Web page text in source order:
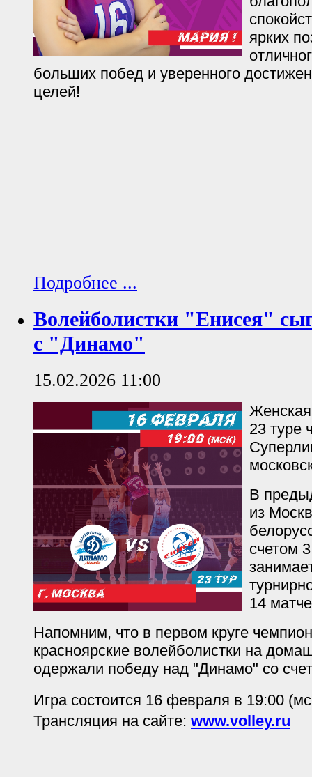
ярких
больших побед и уверенного
целей!
Подробнее ...
Волейболистки "Енисея"
с "Динамо"
15.02.2026 11:00
23 туре
В
из
счетом
14
Напомним, что в первом круге
красноярские волейболистки на
одержали победу над "Динамо" со
Игра состоится 16 февраля в 19:00
Трансляция на сайте: www.volley.ru